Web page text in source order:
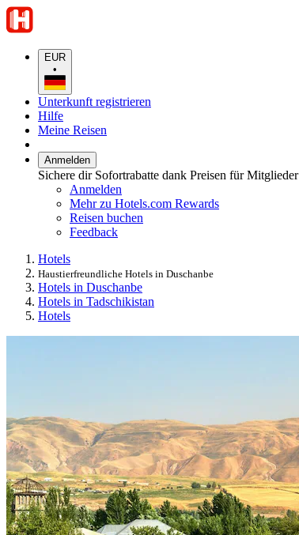
EUR
•
Unterkunft registrieren
Hilfe
Meine Reisen
Anmelden
Sichere dir Sofortrabatte dank Preisen für Mitglieder
Anmelden
Mehr zu Hotels.com Rewards
Reisen buchen
Feedback
Hotels
Haustierfreundliche Hotels in Duschanbe
Hotels in Duschanbe
Hotels in Tadschikistan
Hotels